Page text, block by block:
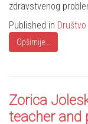
zdravstvenog
Published in Društvo
Opširnije...
Zorica
teacher and